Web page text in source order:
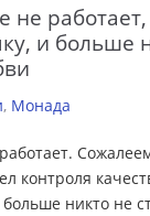
не
и больше
, Монада
контроля
никто не